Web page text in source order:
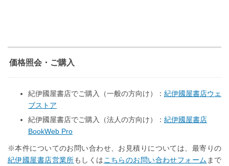
価格照会・ご購入
紀伊國屋書店でご購入（一般の方向け）： 紀伊國屋書店ウェ
ブストア
紀伊國屋書店でご購入（法人の方向け）： 紀伊國屋書店
BookWeb Pro
※本件についてのお問い合わせ、お見積りについては、最寄りの
紀伊國屋書店営業所もしくは こちらのお問い合わせフォーム まで